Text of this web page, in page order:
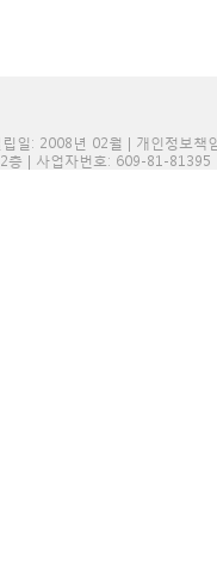
리, 고지사
일: 2008년 02월 | 개인정보책
층 | 사업자번호: 609-81-